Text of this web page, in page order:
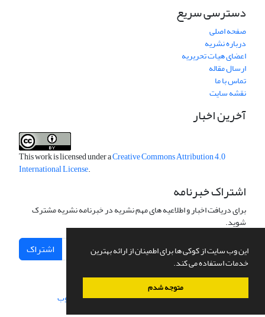
این وب سایت از کوکی ها برای اطمینان از ارائه بهترین
خدمات استفاده می کند.
متوجه شدم
دسترسی سریع
صفحه اصلی
درباره نشریه
اعضای هیات تحریریه
ارسال مقاله
تماس با ما
نقشه سایت
آخرین اخبار
This work is licensed under aCreative Commons Attribution 4.0
International License.
اشتراک خبرنامه
برای دریافت اخبار و اطلاعیه های مهم نشریه در خبرنامه نشریه مشترک
شوید.
اشتراک
سامانه مدیریت نشریات علمی.طراحی و پیاده سازی از سیناوب